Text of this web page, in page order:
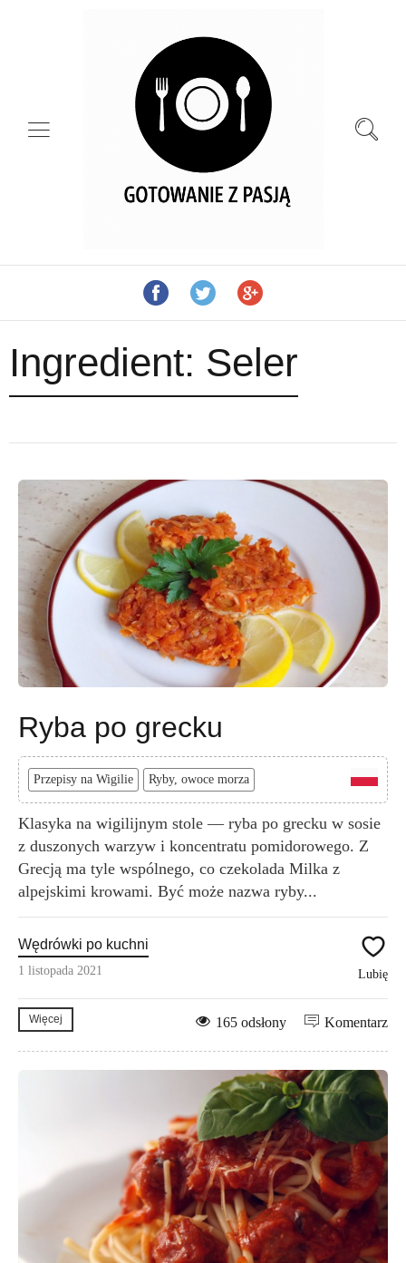
Ingredient: Seler
Ryba po grecku
Przepisy na Wigilie Ryby, owoce morza
Klasyka na wigilijnym stole — ryba po grecku w sosie
z duszonych warzyw i koncentratu pomidorowego. Z
Grecją ma tyle wspólnego, co czekolada Milka z
alpejskimi krowami. Być może nazwa ryby...
Wędrówki po kuchni
1 listopada 2021 Lubię
Więcej Komentarz
165 odsłony